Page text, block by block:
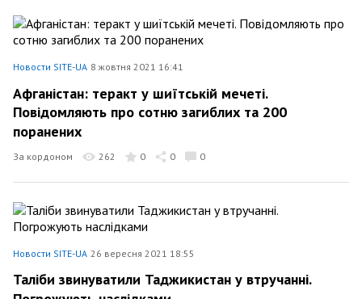
Новости SITE-UA 8 жовтня 2021 16:41
Афганістан: теракт у шиїтській мечеті.
Повідомляють про сотню загиблих та 200
поранених
За кордоном 262 0 0 0
Новости SITE-UA 26 вересня 2021 18:55
Таліби звинуватили Таджикистан у втручанні.